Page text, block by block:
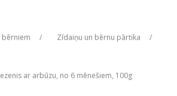
bērniem / Zīdaiņu un bērnu pārtika
/
ar arbūzu, no 6 mēnešiem, 100g